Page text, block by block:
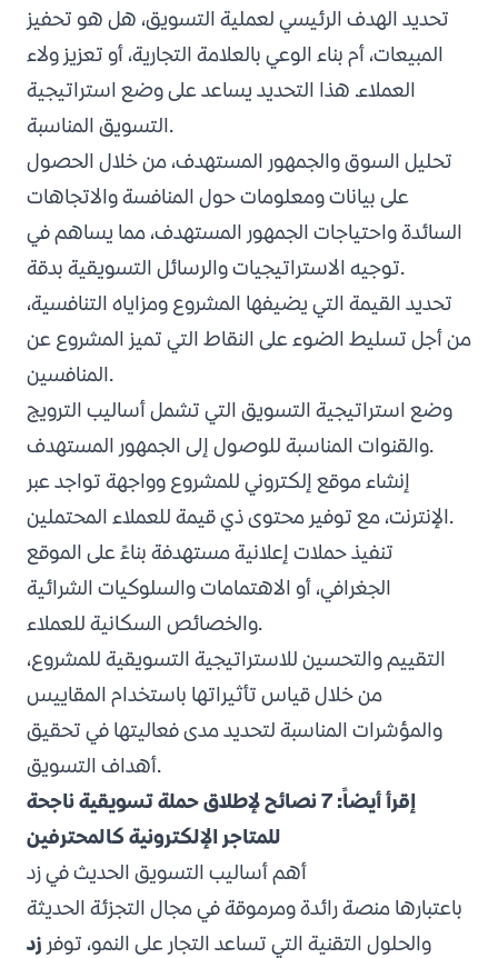
تحديد الهدف الرئيسي لعملية التسويق، هل هو تحفيز
المبيعات، أم بناء الوعي بالعلامة التجارية، أو تعزيز ولاء
العملاء. هذا التحديد يساعد على وضع استراتيجية
التسويق المناسبة.
تحليل السوق والجمهور المستهدف، من خلال الحصول
على بيانات ومعلومات حول المنافسة والاتجاهات
السائدة واحتياجات الجمهور المستهدف، مما يساهم في
توجيه الاستراتيجيات والرسائل التسويقية بدقة.
تحديد القيمة التي يضيفها المشروع ومزاياه التنافسية،
من أجل تسليط الضوء على النقاط التي تميز المشروع عن
المنافسين.
وضع استراتيجية التسويق التي تشمل أساليب الترويج
والقنوات المناسبة للوصول إلى الجمهور المستهدف.
إنشاء موقع إلكتروني للمشروع وواجهة تواجد عبر
الإنترنت، مع توفير محتوى ذي قيمة للعملاء المحتملين.
تنفيذ حملات إعلانية مستهدفة بناءً على الموقع
الجغرافي، أو الاهتمامات والسلوكيات الشرائية
والخصائص السكانية للعملاء.
التقييم والتحسين للاستراتيجية التسويقية للمشروع،
من خلال قياس تأثيراتها باستخدام المقاييس
والمؤشرات المناسبة لتحديد مدى فعاليتها في تحقيق
أهداف التسويق.
إقرأ أيضاً:
7 نصائح لإطلاق حملة تسويقية ناجحة
للمتاجر الإلكترونية كالمحترفين
أهم أساليب التسويق الحديث في زد
باعتبارها منصة رائدة ومرموقة في مجالالتجزئة الحديثة
والحلول التقنية التي تساعد التجار على النمو، توفرزد